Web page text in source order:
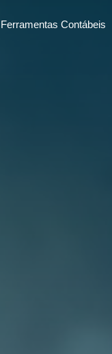
Ferramentas Contábeis